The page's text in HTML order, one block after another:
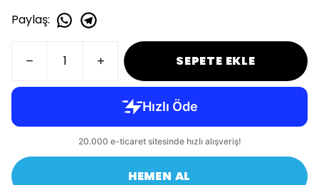
Paylaş:
SEPETE EKLE
HEMEN AL